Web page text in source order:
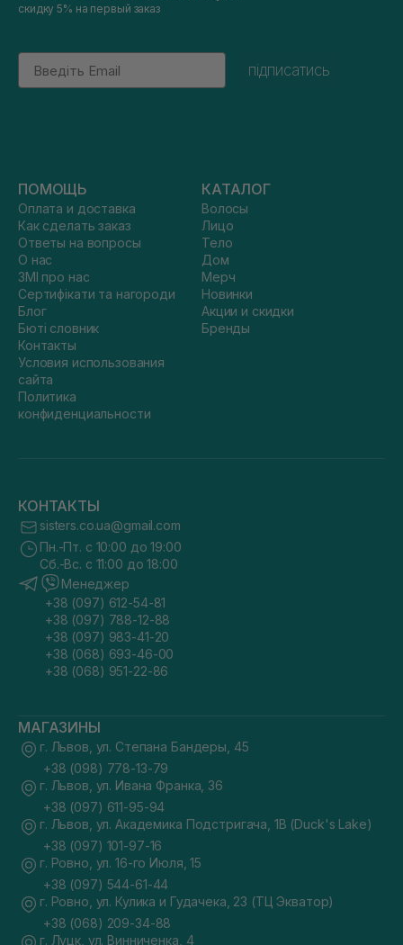
скидку 5% на первый заказ
Email
підписатись
ПОМОЩЬ
Оплата и доставка
Как сделать заказ
Ответы на вопросы
О нас
ЗМІ про нас
Сертифікати та нагороди
Блог
Бюті словник
Контакты
Условия использования
сайта
Политика
конфиденциальности
КАТАЛОГ
Волосы
Лицо
Тело
Дом
Мерч
Новинки
Акции и скидки
Бренды
КОНТАКТЫ
sisters.co.ua@gmail.com
Пн.-Пт. с 10:00 до 19:00
Сб.-Вс. с 11:00 до 18:00
Менеджер
+38 (097) 612-54-81
+38 (097) 788-12-88
+38 (097) 983-41-20
+38 (068) 693-46-00
+38 (068) 951-22-86
МАГАЗИНЫ
г. Львов, ул. Степана Бандеры, 45
+38 (098) 778-13-79
г. Львов, ул. Ивана Франка, 36
+38 (097) 611-95-94
г. Львов, ул. Академика Подстригача, 1В (Duck's Lake)
+38 (097) 101-97-16
г. Ровно, ул. 16-го Июля, 15
+38 (097) 544-61-44
г. Ровно, ул. Кулика и Гудачека, 23 (ТЦ Экватор)
+38 (068) 209-34-88
г. Луцк, ул. Винниченка, 4